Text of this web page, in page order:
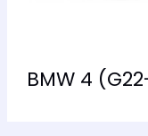
BMW 4